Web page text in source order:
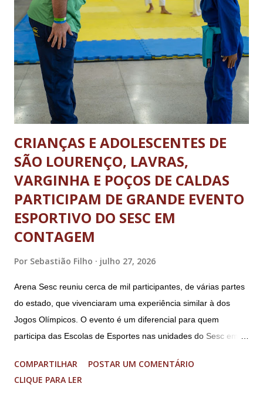
término dos horários estabelecidos aos veículos que já se
encontrarem em operação de descarga. A nova legislação vale
para os ônibus que viajam entre estados e municípios quanto
carretas e caminhões pesados. A determinação não se aplica
aos ônibus que realizam o transporte dentro da...
CRIANÇAS E ADOLESCENTES DE
SÃO LOURENÇO, LAVRAS,
VARGINHA E POÇOS DE CALDAS
PARTICIPAM DE GRANDE EVENTO
ESPORTIVO DO SESC EM
CONTAGEM
Por Sebastião Filho julho 27, 2026
Arena Sesc reuniu cerca de mil participantes, de várias partes
do estado, que vivenciaram uma experiência similar à dos
Jogos Olímpicos. O evento é um diferencial para quem
participa das Escolas de Esportes nas unidades do Sesc em
adolescentes. É isso que o Arena Sesc proporcionou para 165
integrantes das Escolas de Esportes do Sesc São Lourenço,
COMPARTILHAR
POSTAR UM COMENTÁRIO
CLIQUE PARA LER